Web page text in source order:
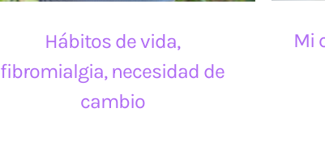
Hábitos de vida,
fibromialgia, necesidad de
cambio
Mi